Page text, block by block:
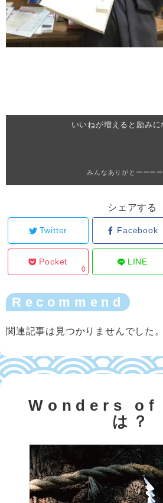
いいねが増えると励みに
みんなありがとーーーー
シェアする
Twitter Facebook
Pocket
0
LINE
Recommend
関連記事は見つかりませんでした。
Wonders of
は？